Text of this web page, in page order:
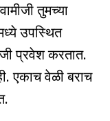
तुमच्या
उपस्थित
प्रवेश करतात.
एकाच वेळी बराच